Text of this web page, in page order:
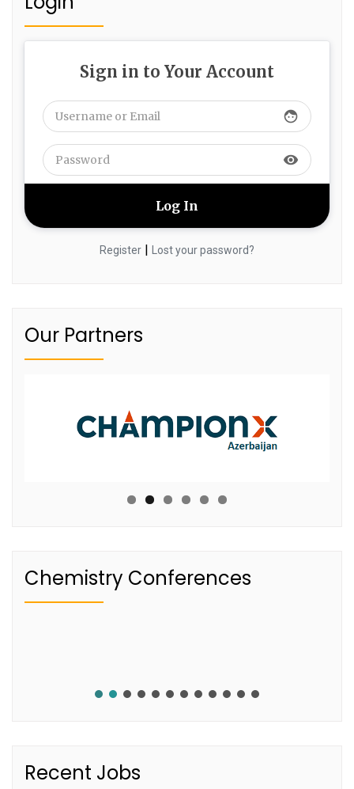
Sign in to Your Account
face
visibility
Register Lost your password?
Our Partners
Chemistry Conferences
Recent Jobs